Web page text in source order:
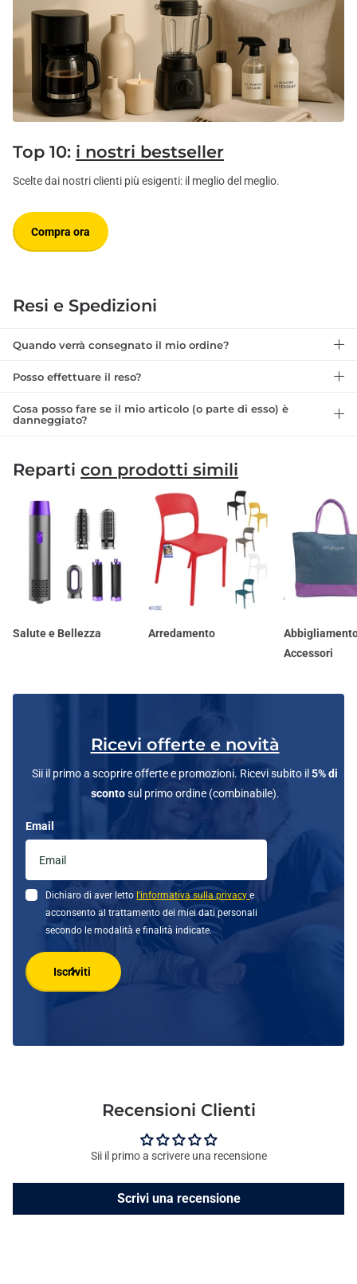
Top 10: i nostri bestseller
Scelte dai nostri clienti più esigenti: il meglio del meglio.
Compra ora
Resi e Spedizioni
Quando verrà consegnato il mio ordine?
Posso effettuare il reso?
Cosa posso fare se il mio articolo (o parte di esso) è
danneggiato?
Reparti con prodotti simili
Salute e Bellezza Arredamento
Accessori
Ricevi offerte e novità
Sii il primo a scoprire offerte e promozioni. Ricevi subito il 5% di
scontosul primo ordine (combinabile).
Email
Dichiaro di aver letto l'informativa sulla privacye
acconsento al trattamento dei miei dati personali
secondo le modalità e finalità indicate.
Iscriviti
Recensioni Clienti
Sii il primo a scrivere una recensione
Scrivi una recensione